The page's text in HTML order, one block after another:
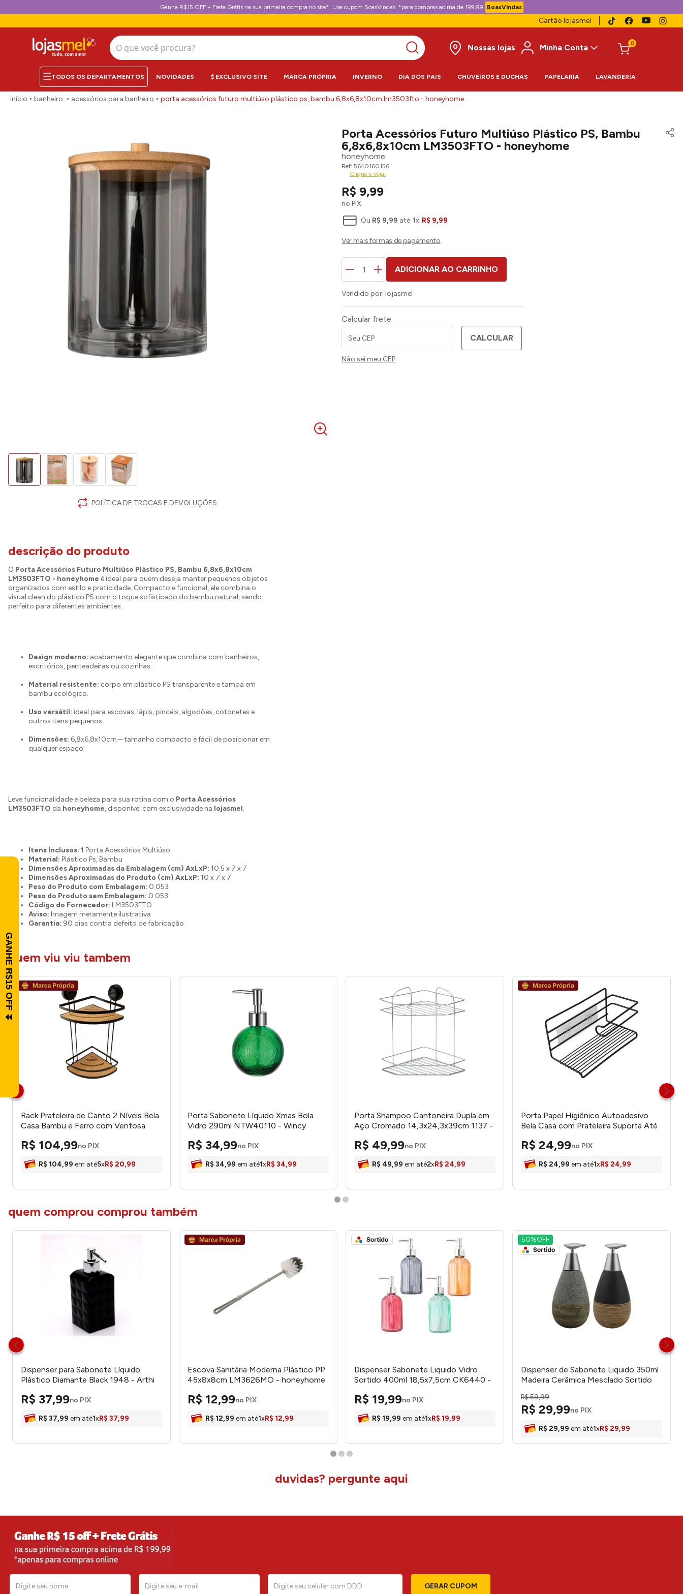
Ganhe R$15 OFF + Frete Grátis na sua primeira compra no site*. Use cupom BoasVindas. *para compras acima de 199,99 BoasVindas
Cartão lojasmel
O que você procura?
Nossas lojas
Minha Conta 0
NOVIDADES $ EXCLUSIVO SITE MARCA PRÓPRIA INVERNO DIA DOS PAIS CHUVEIROS E DUCHAS PAPELARIA LAVANDERIA
banheiro acessórios para banheiro porta acessórios futuro multiúso plástico ps, bambu 6,8x6,8x10cm lm3503fto - honeyhome
POLÍTICA DE TROCAS E DEVOLUÇÕES
Porta Acessórios Futuro Multiúso Plástico PS, Bambu
6,8x6,8x10cm LM3503FTO - honeyhome
honeyhome
5640160156
Clique e veja!
R$ 9,99
no PIX
Ou R$ 9,99 até 1x R$ 9,99
ADICIONAR AO CARRINHO
Vendido por: lojasmel
Calcular frete
CALCULAR
Não sei meu CEP
descrição do produto
O Porta Acessórios Futuro Multiúso Plástico PS, Bambu 6,8x6,8x10cm
LM3503FTO - honeyhome é ideal para quem deseja manter pequenos objetos
organizados com estilo e praticidade. Compacto e funcional, ele combina o
visual clean do plástico PS com o toque sofisticado do bambu natural, sendo
perfeito para diferentes ambientes.
Design moderno: acabamento elegante que combina com banheiros,
escritórios, penteadeiras ou cozinhas.
Material resistente: corpo em plástico PS transparente e tampa em
bambu ecológico.
Uso versátil: ideal para escovas, lápis, pincéis, algodões, cotonetes e
outros itens pequenos.
Dimensões: 6,8x6,8x10cm – tamanho compacto e fácil de posicionar em
qualquer espaço.
Leve funcionalidade e beleza para sua rotina com o Porta Acessórios
LM3503FTO da honeyhome, disponível com exclusividade na lojasmel.
Itens Inclusos: 1 Porta Acessórios Multiúso
Material: Plástico Ps, Bambu
Dimensões Aproximadas da Embalagem (cm) AxLxP: 10.5 x 7 x 7
Dimensões Aproximadas do Produto (cm) AxLxP: 10 x 7 x 7
Peso do Produto com Embalagem: 0.053
Peso do Produto sem Embalagem: 0.053
Código do Fornecedor: LM3503FTO
Aviso: Imagem meramente ilustrativa
Garantia: 90 dias contra defeito de fabricação
quem viu viu tambem
Rack Prateleira de Canto 2 Níveis Bela
Casa Bambu e Ferro com Ventosa
honeyhome
R$ 104,99no PIX
R$ 104,99 em até5xR$ 20,99
Porta Sabonete Líquido Xmas Bola
Vidro 290ml NTW40110 - Wincy
R$ 34,99no PIX
R$ 34,99 em até1xR$ 34,99
Porta Shampoo Cantoneira Dupla em
Aço Cromado 14,3x24,3x39cm 1137 -
R$ 49,99no PIX
R$ 49,99 em até2xR$ 24,99
Porta Papel Higiênico Autoadesivo
Bela Casa com Prateleira Suporta Até
honeyhome
R$ 24,99no PIX
R$ 24,99 em até1xR$ 24,99
quem comprou comprou também
Dispenser para Sabonete Líquido
Plástico Diamante Black 1948 - Arthi
R$ 37,99no PIX
R$ 37,99 em até1xR$ 37,99
Escova Sanitária Moderna Plástico PP
45x8x8cm LM3626MO - honeyhome
R$ 12,99no PIX
R$ 12,99 em até1xR$ 12,99
Dispenser Sabonete Liquido Vidro
Sortido 400ml 18,5x7,5cm CK6440 -
R$ 19,99no PIX
R$ 19,99 em até1xR$ 19,99
50%OFF
Dispenser de Sabonete Liquido 350ml
Madeira Cerâmica Mesclado Sortido
R$59,99
R$ 29,99no PIX
R$ 29,99 em até1xR$ 29,99
duvidas? pergunte aqui
GERAR CUPOM